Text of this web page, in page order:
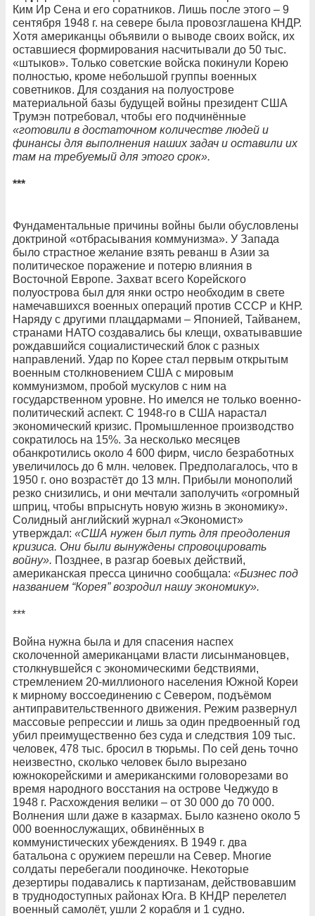
Ким Ир Сена и его соратников. Лишь после этого – 9
сентября 1948 г. на севере была провозглашена КНДР.
Хотя американцы объявили о выводе своих войск, их
оставшиеся формирования насчитывали до 50 тыс.
«штыков». Только советские войска покинули Корею
полностью, кроме небольшой группы военных
советников. Для создания на полуострове
материальной базы будущей войны президент США
Трумэн потребовал, чтобы его подчинённые
«готовили в достаточном количестве людей и
финансы для выполнения наших задач и оставили их
там на требуемый для этого срок».
***
Фундаментальные причины войны были обусловлены
доктриной «отбрасывания коммунизма». У Запада
было страстное желание взять реванш в Азии за
политическое поражение и потерю влияния в
Восточной Европе. Захват всего Корейского
полуострова был для янки остро необходим в свете
намечавшихся военных операций против СССР и КНР.
Наряду с другими плацдармами – Японией, Тайванем,
странами НАТО создавались бы клещи, охватывавшие
рождавшийся социалистический блок с разных
направлений. Удар по Корее стал первым открытым
военным столкновением США с мировым
коммунизмом, пробой мускулов с ним на
государственном уровне. Но имелся не только военно-
политический аспект. С 1948-го в США нарастал
экономический кризис. Промышленное производство
сократилось на 15%. За несколько месяцев
обанкротились около 4 600 фирм, число безработных
увеличилось до 6 млн. человек. Предполагалось, что в
1950 г. оно возрастёт до 13 млн. Прибыли монополий
резко снизились, и они мечтали заполучить «огромный
шприц, чтобы впрыснуть новую жизнь в экономику».
Солидный английский журнал «Экономист»
утверждал: «США нужен был путь для преодоления
кризиса. Они были вынуждены спровоцировать
войну». Позднее, в разгар боевых действий,
американская пресса цинично сообщала: «Бизнес под
названием “Корея” возродил нашу экономику».
***
Война нужна была и для спасения наспех
сколоченной американцами власти лисынмановцев,
столкнувшейся с экономическими бедствиями,
стремлением 20-миллионого населения Южной Кореи
к мирному воссоединению с Севером, подъёмом
антиправительственного движения. Режим развернул
массовые репрессии и лишь за один предвоенный год
убил преимущественно без суда и следствия 109 тыс.
человек, 478 тыс. бросил в тюрьмы. По сей день точно
неизвестно, сколько человек было вырезано
южнокорейскими и американскими головорезами во
время народного восстания на острове Чеджудо в
1948 г. Расхождения велики – от 30 000 до 70 000.
Волнения шли даже в казармах. Было казнено около 5
000 военнослужащих, обвинённых в
коммунистических убеждениях. В 1949 г. два
батальона с оружием перешли на Север. Многие
солдаты перебегали поодиночке. Некоторые
дезертиры подавались к партизанам, действовавшим
в труднодоступных районах Юга. В КНДР перелетел
военный самолёт, ушли 2 корабля и 1 судно.